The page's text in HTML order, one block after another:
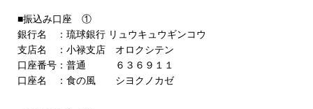
■振込み口座 ①
銀行名 ：琉球銀行 リュウキュウギンコウ
支店名 ：小禄支店 オロクシテン
口座番号：普通 ６３６９１１
口座名 ：食の風 シヨクノカゼ